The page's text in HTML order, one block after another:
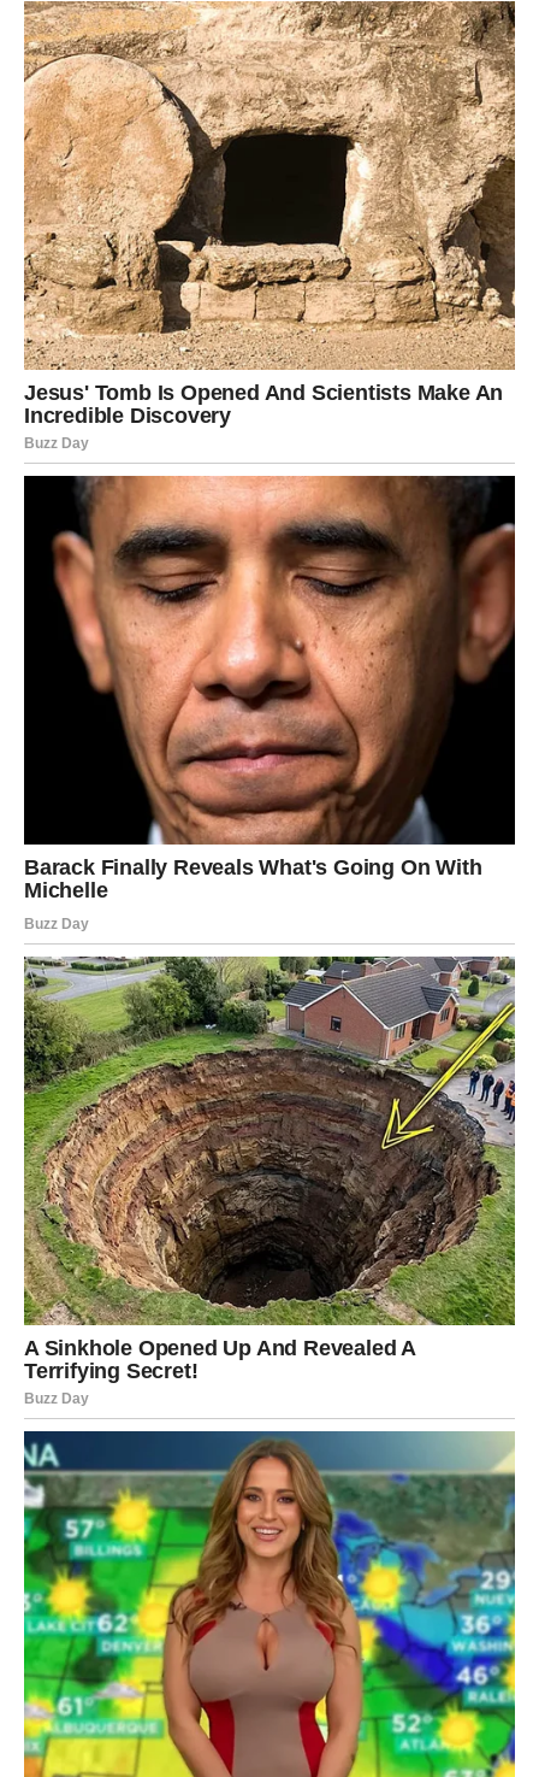
RIBE
Ribe u drugoj dekadi februara osećajuduboku emotivnu
jasnoću. Magla se povlači, a vi konačno vidite gde ste
davali previše, a dobijali premalo. Ovo je period
emotivnog izlečenja i povratka vere u sebe.
U ljubavi, Ribe mogu doživeti trenutke nežnosti, ali i
istine koja oslobađa. Na duhovnom planu, osećate snažnu
povezanost sa sobom i univerzumom. Zvezde vam
poručuju:vreme je da izaberete mir.